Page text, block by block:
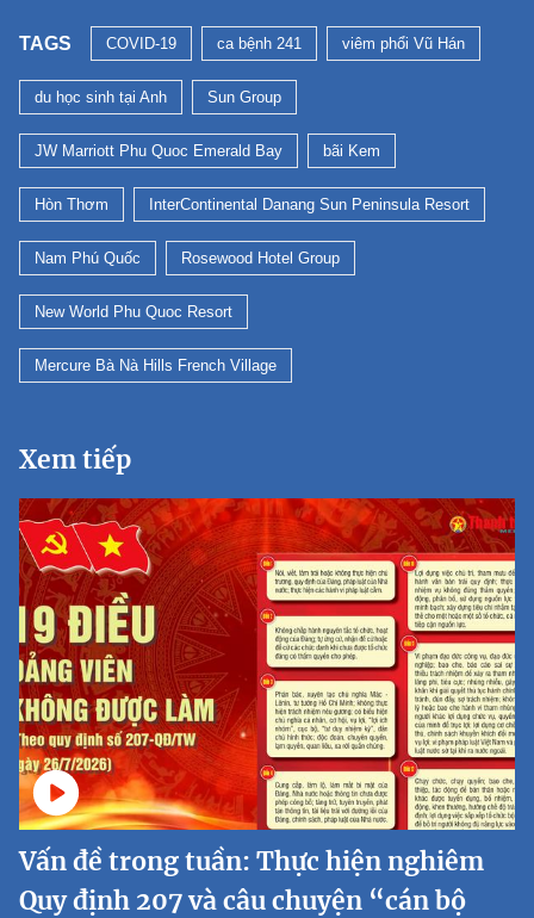
TAGS COVID-19 ca bệnh 241 viêm phổi Vũ Hán
du học sinh tại Anh Sun Group
JW Marriott Phu Quoc Emerald Bay bãi Kem
Hòn Thơm InterContinental Danang Sun Peninsula Resort
Nam Phú Quốc Rosewood Hotel Group
New World Phu Quoc Resort
Mercure Bà Nà Hills French Village
Xem tiếp
Vấn đề trong tuần: Thực hiện nghiêm
Quy định 207 và câu chuyện “cán bộ